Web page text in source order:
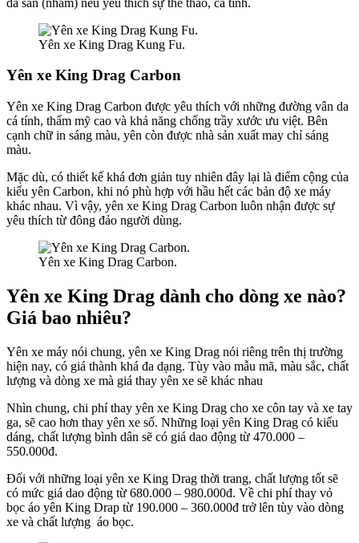
Yên xe King Drag Kung Fu.
Yên xe King Drag Carbon
Yên xe King Drag Carbon được yêu thích với những đường vân da
cá tính, thẩm mỹ cao và khả năng chống trầy xước ưu việt. Bên
cạnh chữ in sáng màu, yên còn được nhà sản xuất may chỉ sáng
màu.
Mặc dù, có thiết kế khá đơn giản tuy nhiên đây lại là điểm cộng của
kiểu yên Carbon, khi nó phù hợp với hầu hết các bản độ xe máy
khác nhau. Vì vậy, yên xe King Drag Carbon luôn nhận được sự
yêu thích từ đông đảo người dùng.
Yên xe King Drag Carbon.
Yên xe King Drag dành cho dòng xe nào?
Giá bao nhiêu?
Yên xe máy nói chung, yên xe King Drag nói riêng trên thị trường
hiện nay, có giá thành khá đa dạng. Tùy vào mẫu mã, màu sắc, chất
lượng và dòng xe mà giá thay yên xe sẽ khác nhau
Nhìn chung, chi phí thay yên xe King Drag cho xe côn tay và xe tay
ga, sẽ cao hơn thay yên xe số. Những loại yên King Drag có kiểu
dáng, chất lượng bình dân sẽ có giá dao động từ 470.000 –
550.000đ.
Đối với những loại yên xe King Drag thời trang, chất lượng tốt sẽ
có mức giá dao động từ 680.000 – 980.000đ. Về chi phí thay vỏ
bọc áo yên King Drap từ 190.000 – 360.000đ trở lên tùy vào dòng
xe và chất lượng áo bọc.